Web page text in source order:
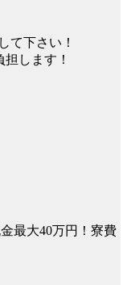
て下さい！
します！
最大40万円！寮費